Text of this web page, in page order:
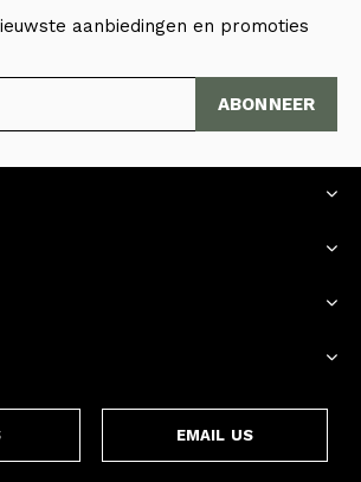
aanbiedingen en promoties
ABONNEER
EMAIL US